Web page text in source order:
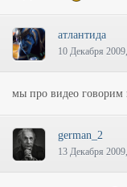
атлантида
10 Декабря
мы про видео говорим
german_2
13 Декабря